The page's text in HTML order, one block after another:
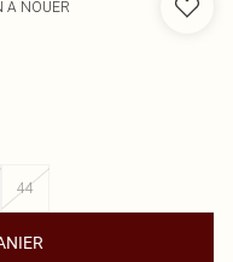
À NOUER
44